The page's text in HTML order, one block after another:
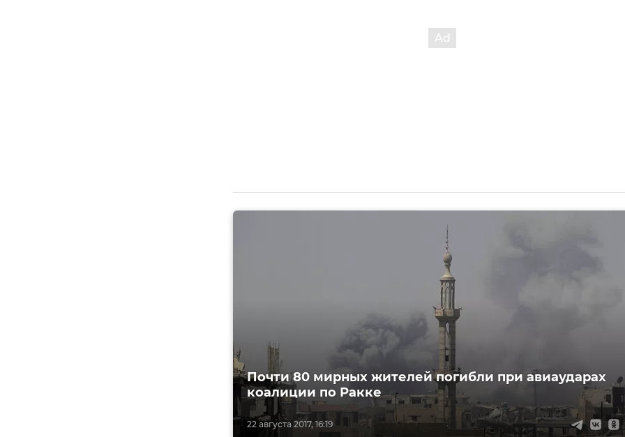
22 августа 2017, 16:19
Почти 80 мирных жителей погибли при авиаударах
коалиции по Ракке